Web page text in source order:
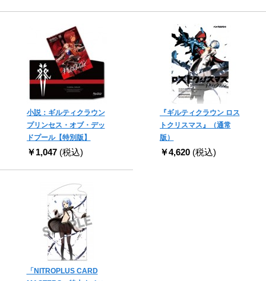
小説：ギルティクラウン
プリンセス・オブ・デッ
ドプール【特別版】
￥1,047 (税込)
『ギルティクラウン ロス
トクリスマス』（通常
版）
￥4,620 (税込)
「NITROPLUS CARD